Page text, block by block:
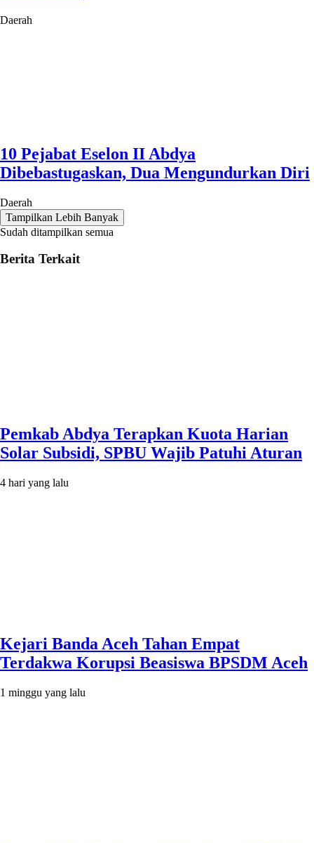
Daerah
10 Pejabat Eselon II Abdya
Dibebastugaskan, Dua Mengundurkan Diri
Daerah
Tampilkan Lebih Banyak
Sudah ditampilkan semua
Berita Terkait
Pemkab Abdya Terapkan Kuota Harian
Solar Subsidi, SPBU Wajib Patuhi Aturan
4 hari yang lalu
Kejari Banda Aceh Tahan Empat
Terdakwa Korupsi Beasiswa BPSDM Aceh
1 minggu yang lalu